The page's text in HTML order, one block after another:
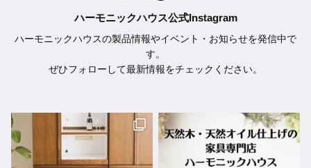
ハーモニックハウス公式Instagram
ハーモニックハウスの製品情報やイベント・お知らせを発信中で
す。
ぜひフォローして最新情報をチェックください。